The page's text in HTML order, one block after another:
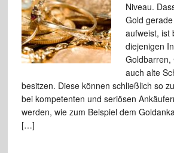
Niveau.
Gold
aufweist, ist
diejenigen
Goldbarren,
auch alte
besitzen. Diese können schließlich so
bei kompetenten und seriösen
werden, wie zum Beispiel dem
[…]